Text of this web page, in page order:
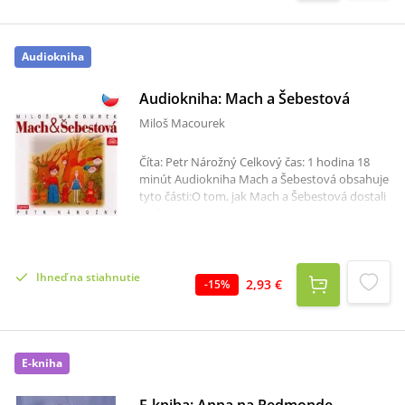
čo si do Lönnebergy prišli len oddýchnuť. Na
Audiokniha
Audiokniha: Mach a Šebestová
Miloš Macourek
Číta: Petr Nárožný Celkový čas: 1 hodina 18
minút Audiokniha Mach a Šebestová obsahuje
tyto části:O tom, jak Mach a Šebestová dostali
vzácnou názornou pomůckuO tom, jak Mach a
Šebestová vyléčili Kropáčkovi angínuO tom,
jak Mach a Šebestová šli s celou třídou do
Šebestová obohatili biologický kroužekO tom,
Ihneď na stiahnutie -15% 2,93 €
E-kniha